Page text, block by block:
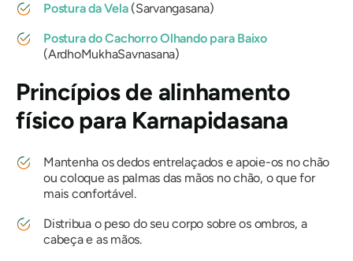
Postura da Vela(Sarvangasana)
Postura do Cachorro Olhando para Baixo
(ArdhoMukhaSavnasana)
Princípios de alinhamento
físico para Karnapidasana
Mantenha os dedos entrelaçados e apoie-os no chão
ou coloque as palmas das mãos no chão, o que for
mais confortável.
Distribua o peso do seu corpo sobre os ombros, a
cabeça e as mãos.